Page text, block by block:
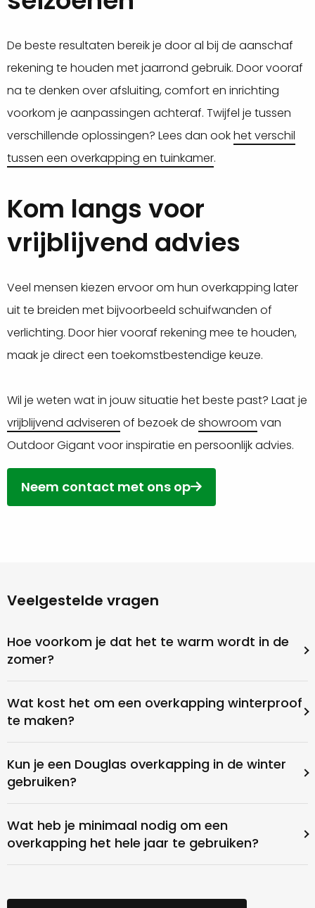
De beste resultaten bereik je door al bij de aanschaf
rekening te houden met jaarrond gebruik. Door vooraf
na te denken over afsluiting, comfort en inrichting
voorkom je aanpassingen achteraf. Twijfel je tussen
verschillende oplossingen? Lees dan ookhet verschil
tussen een overkapping en tuinkamer.
Kom langs voor
vrijblijvend advies
Veel mensen kiezen ervoor om hun overkapping later
uit te breiden met bijvoorbeeld schuifwanden of
verlichting. Door hier vooraf rekening mee te houden,
maak je direct een toekomstbestendige keuze.
Wil je weten wat in jouw situatie het beste past? Laat je
vrijblijvend adviseren of bezoek de showroom van
Outdoor Gigant voor inspiratie en persoonlijk advies.
Neem contact met ons op
Veelgestelde vragen
Hoe voorkom je dat het te warm wordt in de
zomer?
Wat kost het om een overkapping winterproof
te maken?
Kun je een Douglas overkapping in de winter
gebruiken?
Wat heb je minimaal nodig om een
overkapping het hele jaar te gebruiken?